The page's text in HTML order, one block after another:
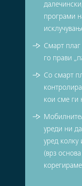
програми
Смарт плаг
го прави
Со смарт
кои сме ги
уреди ни
уред колку
(врз